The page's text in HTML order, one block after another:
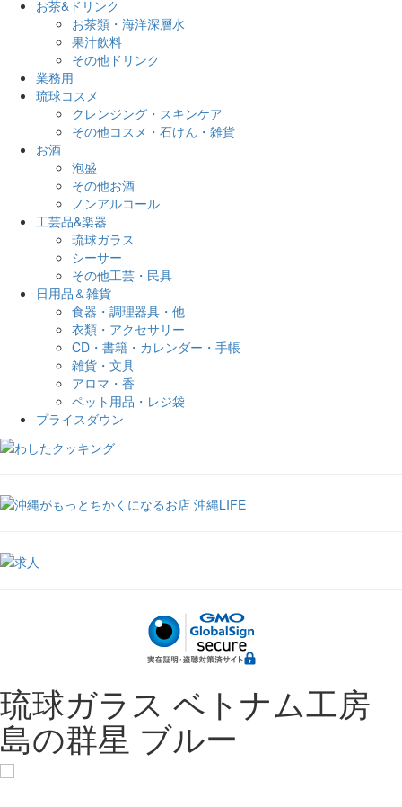
お茶&ドリンク
お茶類・海洋深層水
果汁飲料
その他ドリンク
業務用
琉球コスメ
クレンジング・スキンケア
その他コスメ・石けん・雑貨
お酒
泡盛
その他お酒
ノンアルコール
工芸品&楽器
琉球ガラス
シーサー
その他工芸・民具
日用品＆雑貨
食器・調理器具・他
衣類・アクセサリー
CD・書籍・カレンダー・手帳
雑貨・文具
アロマ・香
ペット用品・レジ袋
プライスダウン
琉球ガラス ベトナム工房
島の群星 ブルー